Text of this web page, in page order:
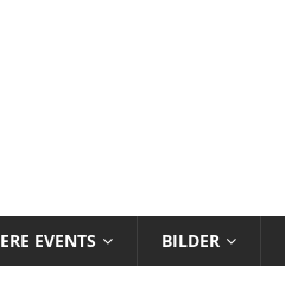
EVENTS BILDER